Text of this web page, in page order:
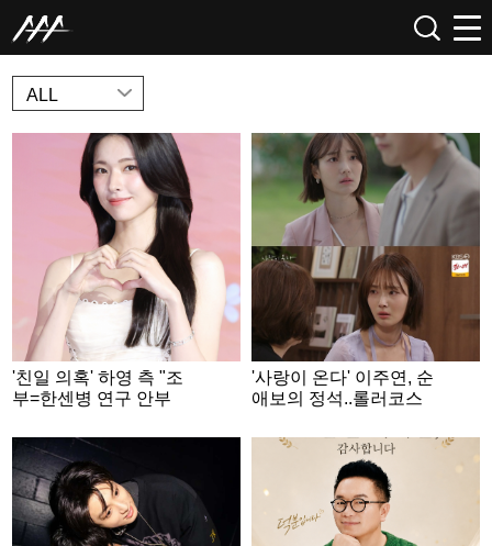
NEWS
ALL
'친일 의혹' 하영 측 "조
부=한센병 연구 안부
만 논란 다른 부분도 有"
[공식]
'사랑이 온다' 이주연, 순
애보의 정석..롤러코스